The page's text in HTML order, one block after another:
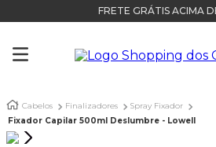
FRETE GRÁTIS ACIMA
Cabelos Finalizadores
Spray Fixador
Fixador Capilar 500ml Deslumbre - Lowell